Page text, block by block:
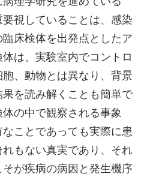
視していることは、感染
床検体を出発点としたア
は、実験室内でコントロ
、動物とは異なり、背景
を読み解くことも簡単で
の中で観察される事象
ことであっても実際に患
もない真実であり、それ
が疾病の病因と発生機序